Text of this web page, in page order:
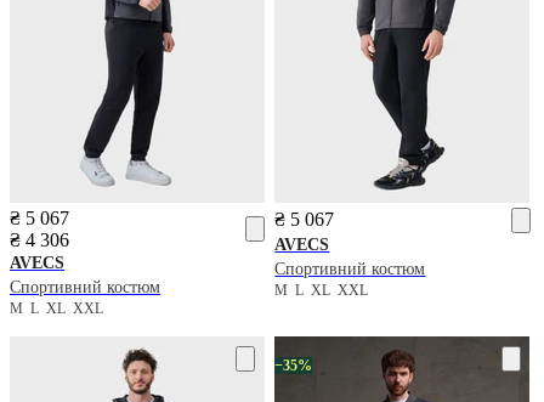
₴ 5 067
₴ 4 306
AVECS
Спортивний костюм
M L XL XXL
₴ 5 067
AVECS
Спортивний костюм
MLXLXXL
−35%